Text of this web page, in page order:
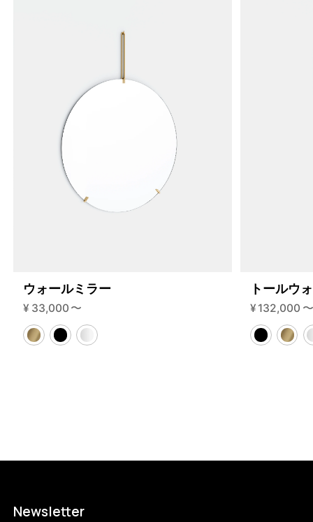
ウォールミラー
¥ 33,000 〜
トールウ
¥ 132,000 〜
Newsletter